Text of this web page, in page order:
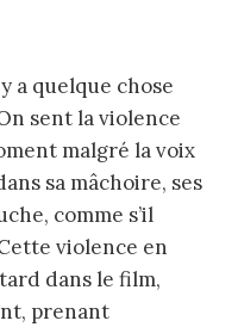
a quelque chose
sent la violence
malgré la voix
sa mâchoire, ses
comme s’il
violence en
dans le film,
prenant